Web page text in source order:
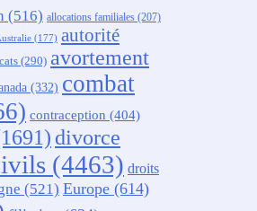
(516) allocations familiales (207)
(177) autorité
(290) avortement
(332) combat
contraception (404)
divorce
(4463) droits
(521) Europe (614)